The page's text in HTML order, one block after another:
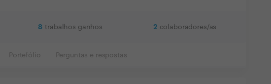
8 trabalhos ganhos 2 colaboradores/as
Portefólio Perguntas e respostas